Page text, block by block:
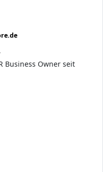
Business Owner seit